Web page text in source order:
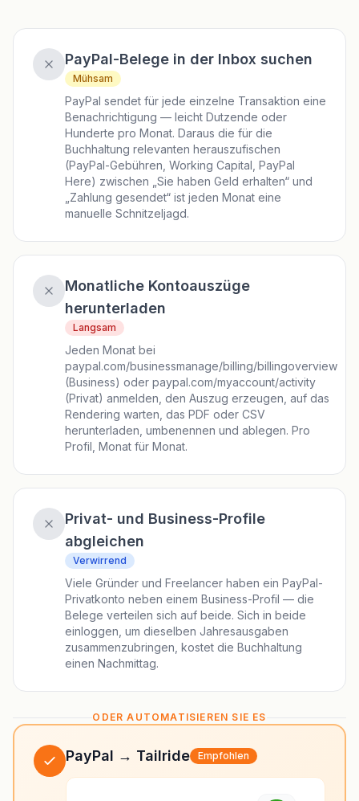
PayPal-Belege in der Inbox suchen
Mühsam
PayPal sendet für jede einzelne Transaktion eine
Benachrichtigung — leicht Dutzende oder
Hunderte pro Monat. Daraus die für die
Buchhaltung relevanten herauszufischen
(PayPal-Gebühren, Working Capital, PayPal
Here) zwischen „Sie haben Geld erhalten“ und
„Zahlung gesendet“ ist jeden Monat eine
manuelle Schnitzeljagd.
Monatliche Kontoauszüge
herunterladen
Langsam
Jeden Monat bei
paypal.com/businessmanage/billing/billingoverview
(Business) oder paypal.com/myaccount/activity
(Privat) anmelden, den Auszug erzeugen, auf das
Rendering warten, das PDF oder CSV
herunterladen, umbenennen und ablegen. Pro
Profil, Monat für Monat.
Privat- und Business-Profile
abgleichen
Verwirrend
Viele Gründer und Freelancer haben ein PayPal-
Privatkonto neben einem Business-Profil — die
Belege verteilen sich auf beide. Sich in beide
einloggen, um dieselben Jahresausgaben
zusammenzubringen, kostet die Buchhaltung
einen Nachmittag.
ODER AUTOMATISIEREN SIE ES
PayPal → Tailride Empfohlen